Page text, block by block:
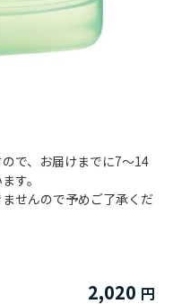
2,020
で、お届けまでに7～14
す。
せんので予めご了承くだ